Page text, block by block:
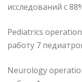
исследований с
Pediatrics
работу 7
Neurology